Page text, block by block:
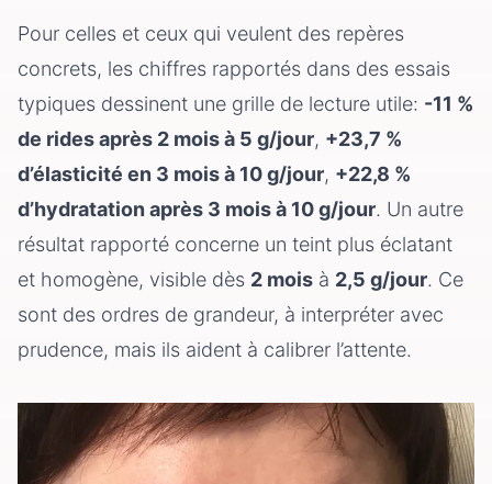
Pour celles et ceux qui veulent des repères
concrets, les chiffres rapportés dans des essais
typiques dessinent une grille de lecture utile: -11 %
de rides après 2 mois à 5 g/jour, +23,7 %
d’élasticité en 3 mois à 10 g/jour, +22,8 %
d’hydratation après 3 mois à 10 g/jour. Un autre
résultat rapporté concerne un teint plus éclatant
et homogène, visible dès 2 mois à 2,5 g/jour. Ce
sont des ordres de grandeur, à interpréter avec
prudence, mais ils aident à calibrer l’attente.